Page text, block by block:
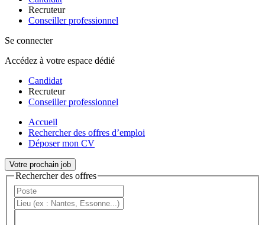
Recruteur
Conseiller professionnel
Se connecter
Accédez à votre espace dédié
Candidat
Recruteur
Conseiller professionnel
Accueil
Rechercher des offres d’emploi
Déposer mon CV
Votre prochain job
Rechercher des offres